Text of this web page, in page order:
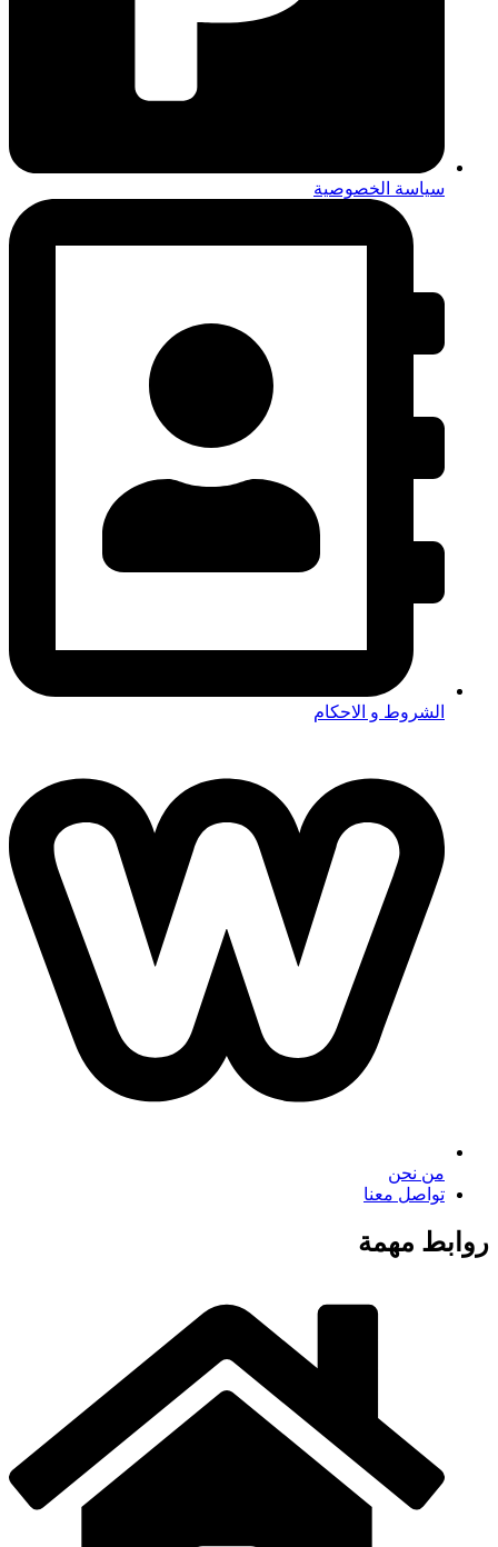
سياسة الخصوصية
الشروط و الاحكام
من نحن
تواصل معنا
روابط مهمة